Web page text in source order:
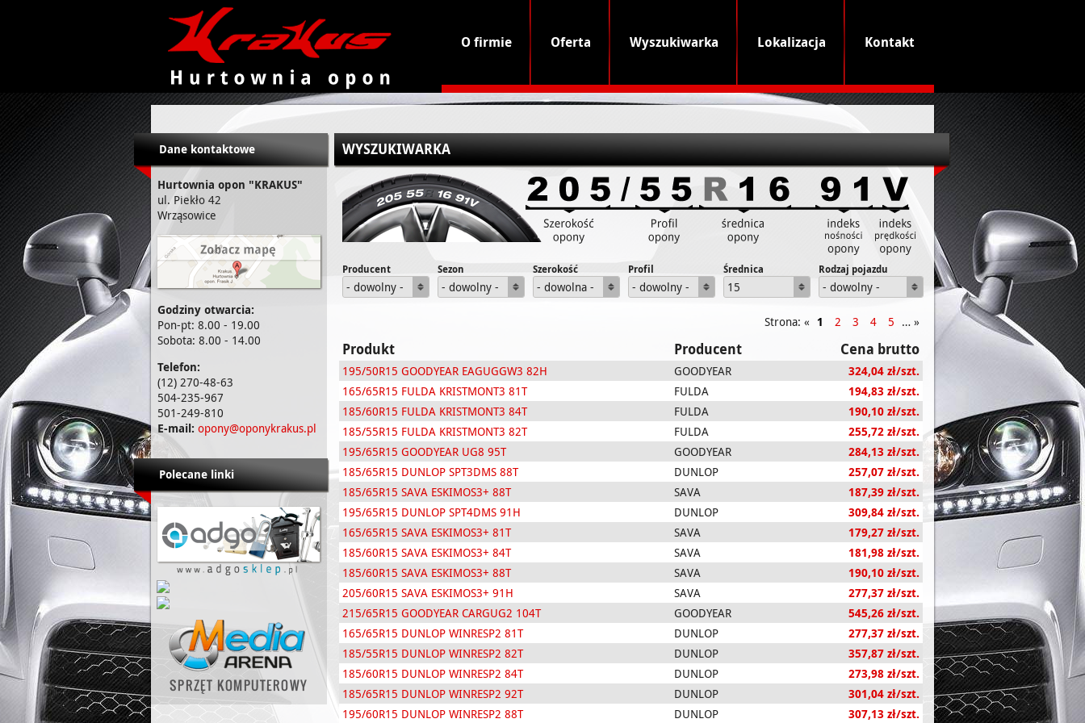
KRAKUS - hurtownia opon
O firmie Oferta Wyszukiwarka Lokalizacja Kontakt
Dane kontaktowe
Hurtownia opon "KRAKUS"
ul. Piekło 42
Wrząsowice
Godziny otwarcia:
Pon-pt: 8.00 - 19.00
Sobota: 8.00 - 14.00
Telefon:
(12) 270-48-63
504-235-967
501-249-810
E-mail: opony@oponykrakus.pl
Polecane linki
WYSZUKIWARKA
Producent
- dowolny -
Sezon
- dowolny -
Szerokość
- dowolna -
Profil
- dowolny -
Średnica
15
Rodzaj pojazdu
- dowolny -
Strona: « 1 2 3 4 5 … »
Produkt Producent Cena brutto
195/50R15 GOODYEAR EAGUGGW3 82H GOODYEAR
324,04 zł/szt.
165/65R15 FULDA KRISTMONT3 81T
FULDA
194,83 zł/szt.
185/60R15 FULDA KRISTMONT3 84T
FULDA
190,10 zł/szt.
185/55R15 FULDA KRISTMONT3 82T
FULDA
255,72 zł/szt.
195/65R15 GOODYEAR UG8 95T
GOODYEAR
284,13 zł/szt.
185/65R15 DUNLOP SPT3DMS 88T
DUNLOP
257,07 zł/szt.
185/65R15 SAVA ESKIMOS3+ 88T
SAVA
187,39 zł/szt.
195/65R15 DUNLOP SPT4DMS 91H
DUNLOP
309,84 zł/szt.
165/65R15 SAVA ESKIMOS3+ 81T
SAVA
179,27 zł/szt.
185/60R15 SAVA ESKIMOS3+ 84T
SAVA
181,98 zł/szt.
185/60R15 SAVA ESKIMOS3+ 88T
SAVA
190,10 zł/szt.
205/60R15 SAVA ESKIMOS3+ 91H
SAVA
277,37 zł/szt.
215/65R15 GOODYEAR CARGUG2 104T
GOODYEAR
545,26 zł/szt.
165/65R15 DUNLOP WINRESP2 81T
DUNLOP
277,37 zł/szt.
185/55R15 DUNLOP WINRESP2 82T
DUNLOP
357,87 zł/szt.
185/60R15 DUNLOP WINRESP2 84T
DUNLOP
273,98 zł/szt.
185/65R15 DUNLOP WINRESP2 92T
DUNLOP
301,04 zł/szt.
195/60R15 DUNLOP WINRESP2 88T
DUNLOP 307,13 zł/szt.